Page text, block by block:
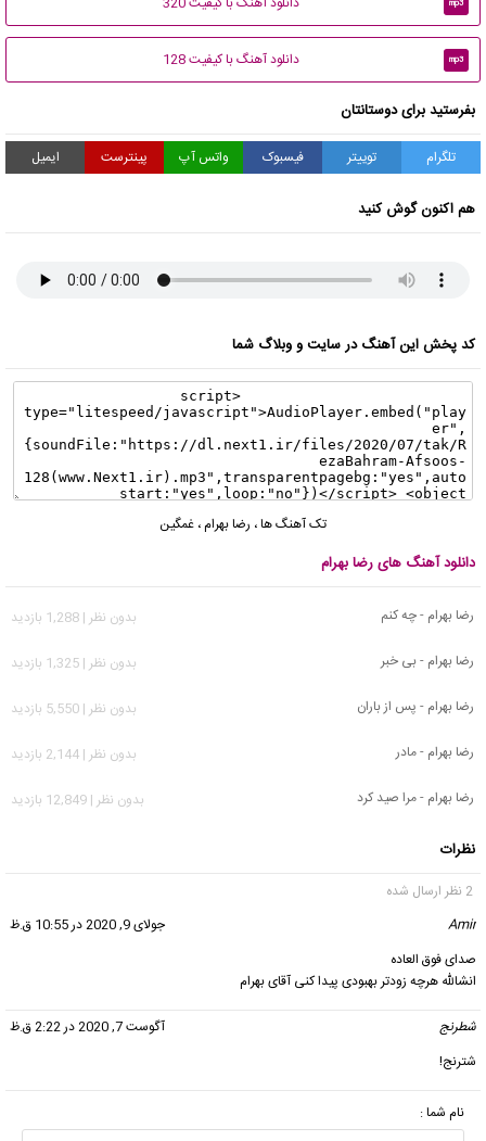
mp3
mp3 دانلود آهنگ با کیفیت 128
بفرستید برای دوستانتان
تلگرام توییتر فیسبوک واتس آپ پینترست ایمیل
هم اکنون گوش کنید
کد پخش این آهنگ در سایت و وبلاگ شما
تک آهنگ ها، رضا بهرام، غمگین
دانلود آهنگ های رضا بهرام
رضا بهرام - چه کنم
بدون نظر | 1,288 بازدید
رضا بهرام - بی خبر
بدون نظر | 1,325 بازدید
رضا بهرام - پس از باران
بدون نظر | 5,550 بازدید
رضا بهرام - مادر
بدون نظر | 2,144 بازدید
رضا بهرام - مرا صید کرد
بدون نظر | 12,849 بازدید
نظرات
2 نظر ارسال شده
Amir
جولای 9, 2020 در 10:55 ق.ظ
صدای فوق العاده
انشالله هرچه زودتر بهبودی پیدا کنی آقای بهرام
شطرنج
آگوست 7, 2020 در 2:22 ق.ظ
شترنج!
نام شما :